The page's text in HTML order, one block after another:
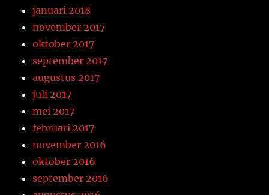
januari 2018
november 2017
oktober 2017
september 2017
augustus 2017
juli 2017
mei 2017
februari 2017
november 2016
oktober 2016
september 2016